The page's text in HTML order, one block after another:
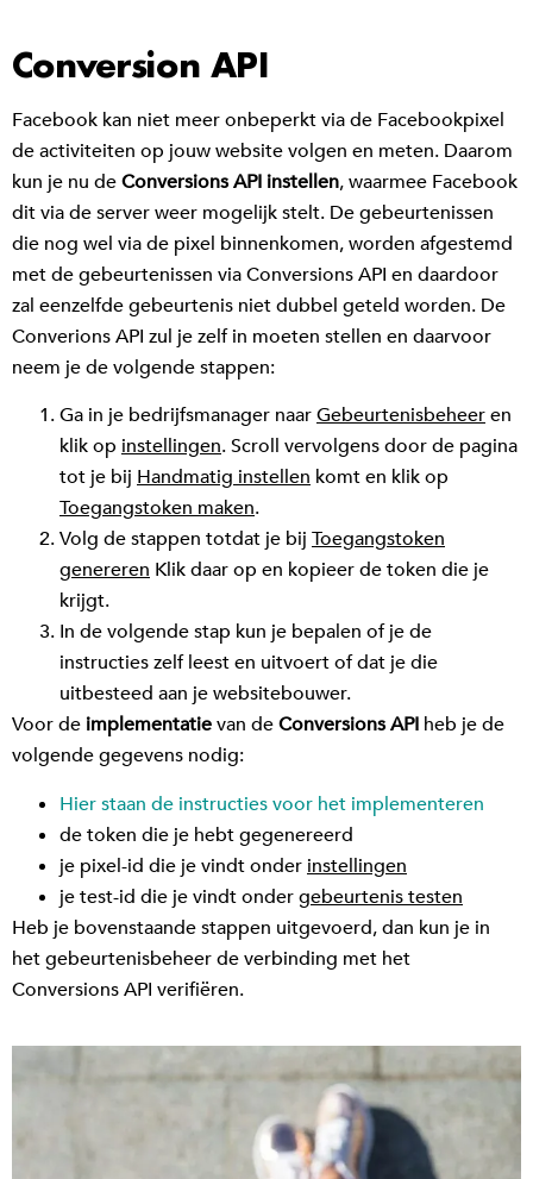
Conversion API
Facebook kan niet meer onbeperkt via de Facebookpixel
de activiteiten op jouw website volgen en meten. Daarom
kun je nu deConversions API instellen, waarmee Facebook
dit via de server weer mogelijk stelt. De gebeurtenissen
die nog wel via de pixel binnenkomen, worden afgestemd
met de gebeurtenissen via Conversions API en daardoor
zal eenzelfde gebeurtenis niet dubbel geteld worden. De
Converions API zul je zelf in moeten stellen en daarvoor
neem je de volgende stappen:
Ga in je bedrijfsmanager naarGebeurtenisbeheeren
klik op instellingen. Scroll vervolgens door de pagina
tot je bij Handmatig instellen komt en klik op
Toegangstoken maken.
Volg de stappen totdat je bij Toegangstoken
genereren Klik daar op en kopieer de token die je
krijgt.
In de volgende stap kun je bepalen of je de
instructies zelf leest en uitvoert of dat je die
uitbesteed aan je websitebouwer.
Voor de implementatievan deConversions API heb je de
volgende gegevens nodig:
Hier staan de instructies voor het implementeren
de token die je hebt gegenereerd
je pixel-id die je vindt onder instellingen
je test-id die je vindt ondergebeurtenis testen
Heb je bovenstaande stappen uitgevoerd, dan kun je in
het gebeurtenisbeheer de verbinding met het
Conversions API verifiëren.